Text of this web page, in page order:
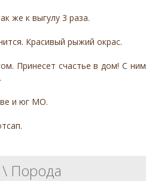
же к выгулу 3 раза.
Красивый рыжий окрас.
Принесет счастье в дом! С ним
и юг МО.
Порода